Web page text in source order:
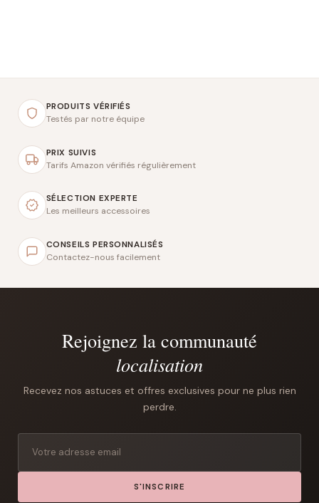
PRODUITS VÉRIFIÉS
Testés par notre équipe
PRIX SUIVIS
Tarifs Amazon vérifiés régulièrement
SÉLECTION EXPERTE
Les meilleurs accessoires
CONSEILS PERSONNALISÉS
Contactez-nous facilement
Rejoignez la communauté
localisation
Recevez nos astuces et offres exclusives pour ne plus rien
perdre.
S'INSCRIRE